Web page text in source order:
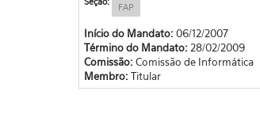
FAP
Início do Mandato:06/12/2007
Término do Mandato: 28/02/2009
Comissão:Comissão de Informática
Membro:Titular